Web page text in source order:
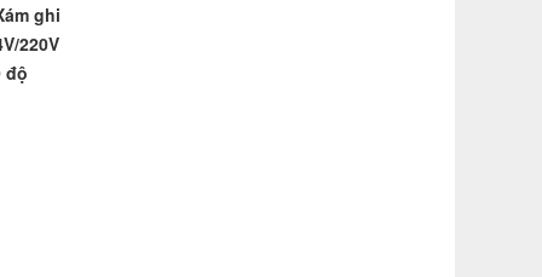
ghi
220V
độ